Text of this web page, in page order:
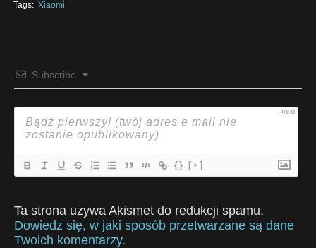
Tags: Xiaomi
Subscribe
1000
{} [+]
Ta strona używa Akismet do redukcji spamu.
Dowiedz się, w jaki sposób przetwarzane są dane
Twoich komentarzy.